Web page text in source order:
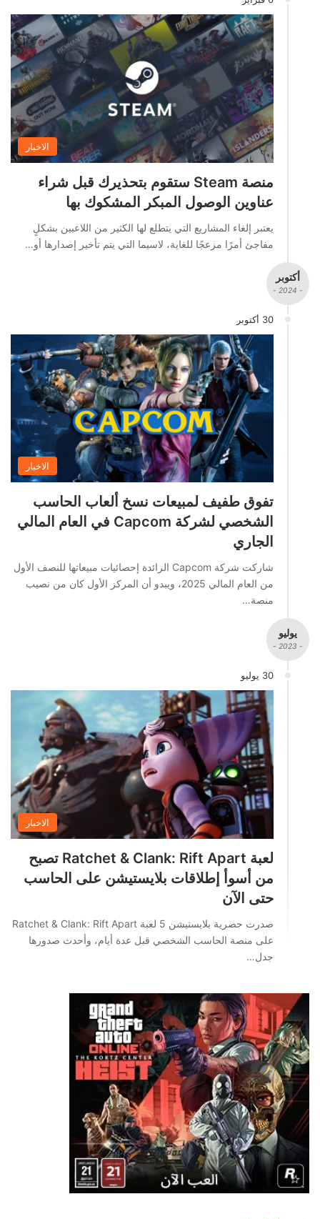
الاخبار
منصة Steam ستقوم بتحذيرك قبل شراء
عناوين الوصول المبكر المشكوك بها
يعتبر إلغاء المشاريع التي يتطلع لها الكثير من اللاعبين بشكلٍ
مفاجئ أمرًا مزعجًا للغاية، لاسيما التي يتم تأخير إصدارها أو…
أكتوبر
- 2024 -
30 أكتوبر
الاخبار
تفوق طفيف لمبيعات نسخ ألعاب الحاسب
الشخصي لشركة Capcom في العام المالي
الجاري
شاركت شركة Capcom الرائدة إحصائيات مبيعاتها للنصف الأول
من العام المالي 2025، ويبدو أن المركز الأول كان من نصيب
منصة…
يوليو
- 2023 -
30 يوليو
الاخبار
لعبة Ratchet & Clank: Rift Apart تصبح
من أسوأ إطلاقات بلايستيشن على الحاسب
حتى الآن
صدرت حصرية بلايستيشن 5 لعبة Ratchet & Clank: Rift Apart
على منصة الحاسب الشخصي قبل عدة أيام، وأحدث صدورها
جدل…